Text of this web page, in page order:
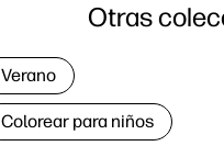
Otras
Verano
Colorear para niños